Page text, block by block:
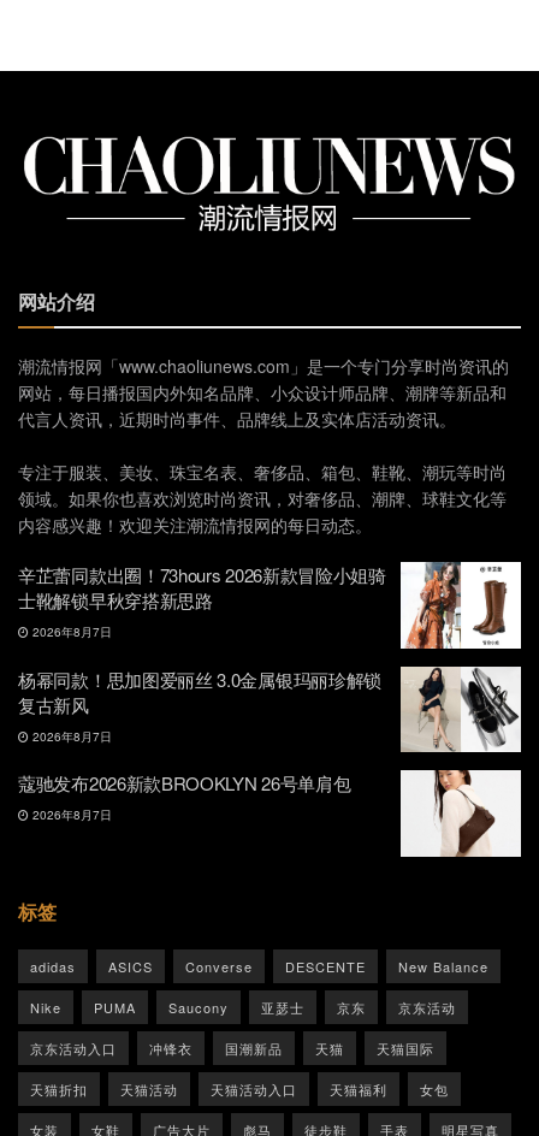
网站介绍
潮流情报网「www.chaoliunews.com」是一个专门分享时尚资讯的
网站，每日播报国内外知名品牌、小众设计师品牌、潮牌等新品和
代言人资讯，近期时尚事件、品牌线上及实体店活动资讯。
专注于服装、美妆、珠宝名表、奢侈品、箱包、鞋靴、潮玩等时尚
领域。如果你也喜欢浏览时尚资讯，对奢侈品、潮牌、球鞋文化等
内容感兴趣！欢迎关注潮流情报网的每日动态。
辛芷蕾同款出圈！73hours 2026新款冒险小姐骑
士靴解锁早秋穿搭新思路
2026年8月7日
杨幂同款！思加图爱丽丝 3.0金属银玛丽珍解锁
复古新风
2026年8月7日
蔻驰发布2026新款BROOKLYN 26号单肩包
2026年8月7日
标签
adidas ASICS Converse DESCENTE New Balance
Nike PUMA Saucony 亚瑟士 京东 京东活动
京东活动入口 冲锋衣 国潮新品 天猫 天猫国际
天猫折扣 天猫活动 天猫活动入口 天猫福利 女包
女装 女鞋 广告大片 彪马 徒步鞋 手表 明星写真